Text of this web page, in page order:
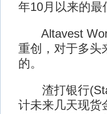
年10月以来的最
Altavest
重创，对于多头
的。
渣打银行
计未来几天现货